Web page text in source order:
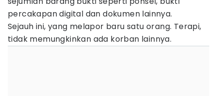
percakapan digital dan dokumen lainnya.
Sejauh ini, yang melapor baru satu orang. Terapi,
tidak memungkinkan ada korban lainnya.